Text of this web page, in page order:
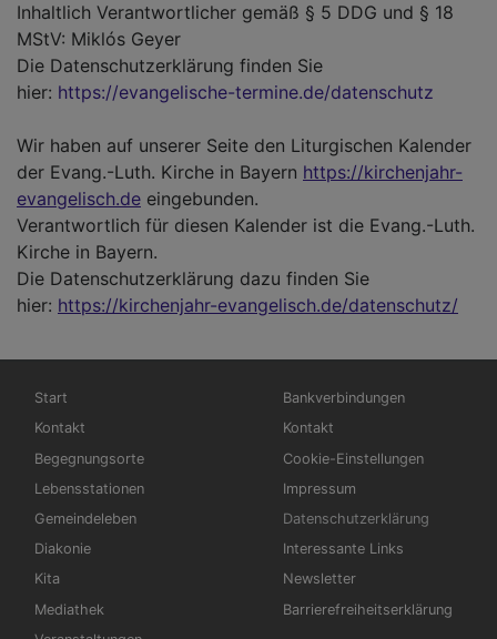
Inhaltlich Verantwortlicher gemäß § 5 DDG und § 18
MStV: Miklós Geyer
Die Datenschutzerklärung finden Sie
hier: https://evangelische-termine.de/datenschutz
Wir haben auf unserer Seite den Liturgischen Kalender
der Evang.-Luth. Kirche in Bayern https://kirchenjahr-
evangelisch.de eingebunden.
Verantwortlich für diesen Kalender ist die Evang.-Luth.
Kirche in Bayern.
Die Datenschutzerklärung dazu finden Sie
hier: https://kirchenjahr-evangelisch.de/datenschutz/
Hauptnavigation
Start
Kontakt
Begegnungsorte
Lebensstationen
Gemeindeleben
Diakonie
Kita
Mediathek
Fußbereichsmenü
Bankverbindungen
Kontakt
Cookie-Einstellungen
Impressum
Datenschutzerklärung
Interessante Links
Newsletter
Barrierefreiheitserklärung